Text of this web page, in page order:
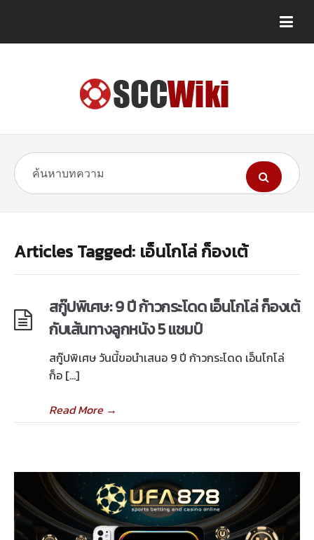
Articles Tagged: เอ็นโกโล่ ก็องเต้
สกู๊ปพิเศษ: 9 ปี ก้าวกระโดด เอ็นโกโล่ ก็องเต้
กับเส้นทางลูกหนัง 5 แชมป์
สกู๊ปพิเศษ วันนี้ขอนำเสนอ 9 ปี ก้าวกระโดด เอ็นโกโล่
ก็อ […]
Read More→